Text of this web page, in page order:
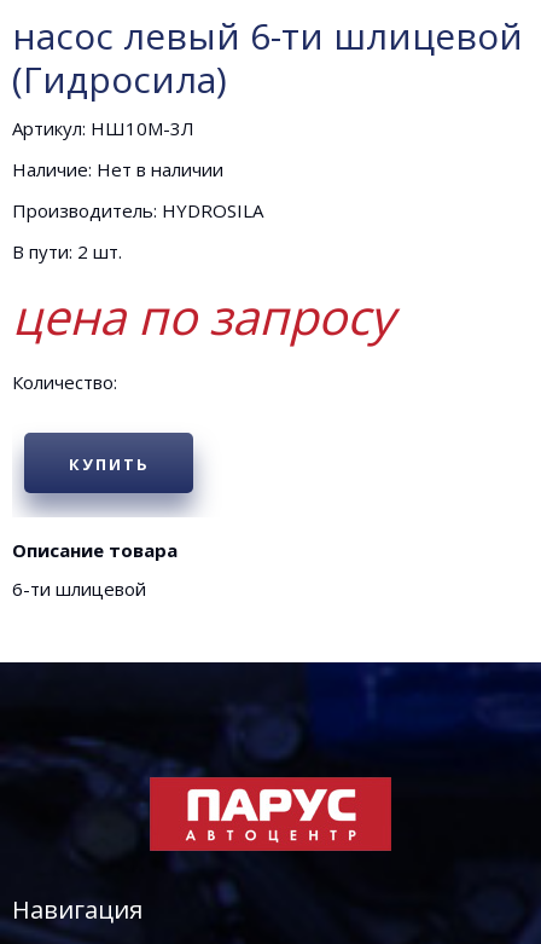
насос левый 6-ти шлицевой
(Гидросила)
Артикул: НШ10М-3Л
Наличие: Нет в наличии
Производитель: HYDROSILA
В пути: 2 шт.
цена по запросу
Количество:
КУПИТЬ
Описание товара
6-ти шлицевой
Навигация